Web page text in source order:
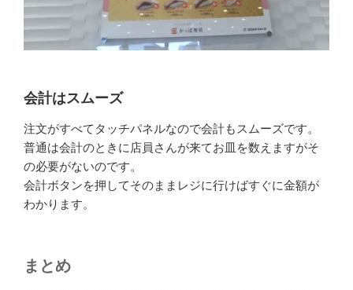
会計はスムーズ
注文がすべてタッチパネルなので会計もスムーズです。
普通は会計のときに店員さんが来てお皿を数えますがそ
の必要がないのです。
会計ボタンを押してそのままレジに行けばすぐに金額が
わかります。
まとめ